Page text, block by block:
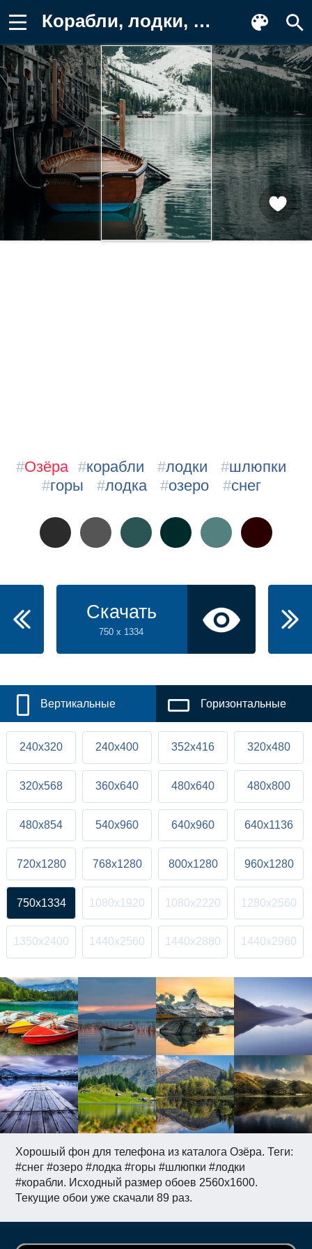
Корабли, лодки, шлюпки, горы, лодка Обои для телефона
Хорошый фон для телефона из каталога Озёра. Теги:
#снег #озеро #лодка #горы #шлюпки #лодки
#корабли. Исходный размер обоев 2560x1600.
Текущие обои уже скачали 89 раз.
#Озёра #корабли #лодки #шлюпки
#горы #лодка #озеро #снег
Скачать
750 x 1334
Вертикальные Горизонтальные
240x320 240x400 352x416 320x480
320x568 360x640 480x640 480x800
480x854 540x960 640x960 640x1136
720x1280 768x1280 800x1280 960x1280
750x1334 1080x1920 1080x2220 1280x2560
1350x2400 1440x2560 1440x2880 1440x2960